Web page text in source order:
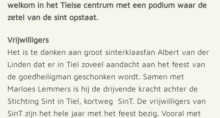
welkom in het Tielse centrum met een podium waar de
zetel van de sint opstaat.
Vrijwilligers
Het is te danken aan groot sinterklaasfan Albert van der
Linden dat er in Tiel zoveel aandacht aan het feest van
de goedheiligman geschonken wordt. Samen met
Marloes Lemmers is hij de drijvende kracht achter de
Stichting Sint in Tiel, kortweg SinT. De vrijwilligers van
SinT zijn het hele jaar met het feest bezig. Vooral met